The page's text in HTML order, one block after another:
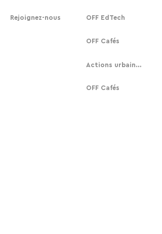
Rejoignez-nous OFF EdTech
OFF Cafés
Actions urbaines
OFF Cafés